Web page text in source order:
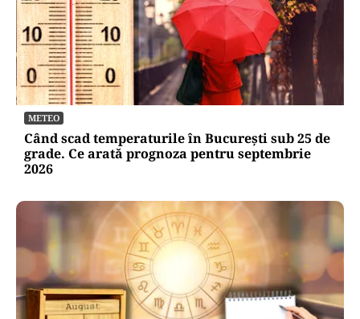
METEO
Când scad temperaturile în București sub 25 de
grade. Ce arată prognoza pentru septembrie
2026